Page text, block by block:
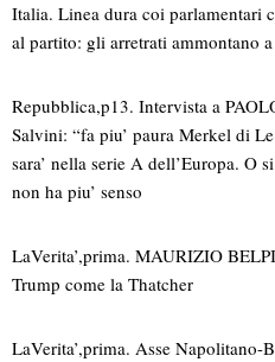
Italia. Linea dura coi parlamentari
al partito: gli arretrati ammontano
Repubblica,p13. Intervista a
Salvini: “fa piu’ paura Merkel di
sara’ nella serie A dell’Europa. O
non ha piu’ senso
LaVerita’,prima. MAURIZIO
Trump come la Thatcher
LaVerita’,prima. Asse Napolitano-